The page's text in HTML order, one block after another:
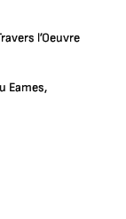
l’Oeuvre
Eames,